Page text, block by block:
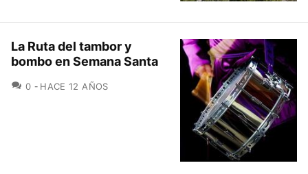
La Ruta del tambor y
bombo en Semana Santa
0 COMENTARIOS
HACE 12 AÑOS